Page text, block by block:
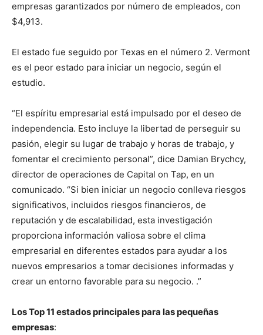
empresas garantizados por número de empleados, con
$4,913.
El estado fue seguido por Texas en el número 2. Vermont
es el peor estado para iniciar un negocio, según el
estudio.
“El espíritu empresarial está impulsado por el deseo de
independencia. Esto incluye la libertad de perseguir su
pasión, elegir su lugar de trabajo y horas de trabajo, y
fomentar el crecimiento personal”, dice Damian Brychcy,
director de operaciones de Capital on Tap, en un
comunicado. “Si bien iniciar un negocio conlleva riesgos
significativos, incluidos riesgos financieros, de
reputación y de escalabilidad, esta investigación
proporciona información valiosa sobre el clima
empresarial en diferentes estados para ayudar a los
nuevos empresarios a tomar decisiones informadas y
crear un entorno favorable para su negocio. .”
Los Top 11 estados principales para las pequeñas
empresas: